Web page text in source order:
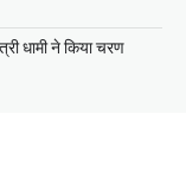
धामी ने किया चरण